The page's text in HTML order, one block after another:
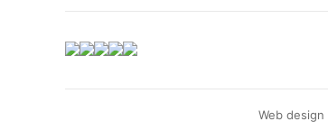
Web design